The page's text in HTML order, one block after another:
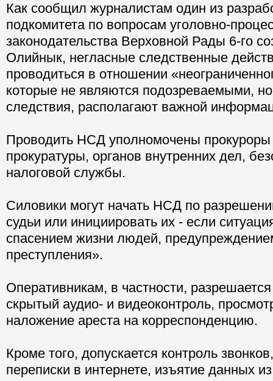
Как сообщил журналистам один из
подкомитета по вопросам уголовно-
законодательства Верховной Рады 6-го
Олийнык, негласные следственные
проводиться в отношении
которые не являются подозреваемыми,
следствия, располагают важной
Проводить НСД уполномочены прокуроры
прокуратуры, органов внутренних дел,
налоговой службы.
Силовики могут начать НСД по
судьи или инициировать их - если
спасением жизни людей,
преступления».
Оперативникам, в частности,
скрытый аудио- и видеоконтроль,
наложение ареста на корреспонденцию.
Кроме того, допускается контроль
переписки в интернете, изъятие данных